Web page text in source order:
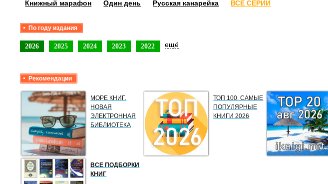
Книжный марафон
Один день Русская канарейка ВСЕ СЕРИИ
По году издания
2026 2025 2024 2023 2022 ещё
Рекомендации
МОРЕ КНИГ.
НОВАЯ
ЭЛЕКТРОННАЯ
БИБЛИОТЕКА
ТОП 100. САМЫЕ
ПОПУЛЯРНЫЕ
КНИГИ 2026
ВСЕ ПОДБОРКИ
КНИГ